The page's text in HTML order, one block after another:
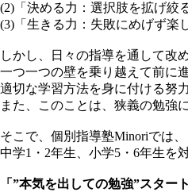
(2)「決める力：選択肢を拡げ絞
(3)「生きる力：失敗にめげず楽
しかし、日々の指導を通して改
一つ一つの壁を乗り越えて前に
適切な学習方法を身に付ける努
また、このことは、狭義の勉強
そこで、個別指導塾Minoriでは、
中学1・2年生、小学5・6年生を
「”本気を出しての勉強”スター